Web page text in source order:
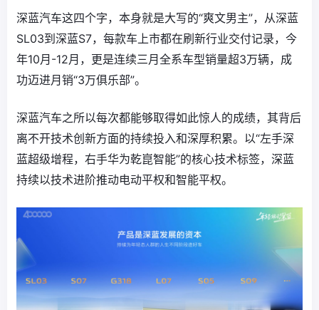
深蓝汽车这四个字，本身就是大写的“爽文男主”，从深蓝
SL03到深蓝S7，每款车上市都在刷新行业交付记录，今
年10月-12月，更是连续三月全系车型销量超3万辆，成
功迈进月销“3万俱乐部”。
深蓝汽车之所以每次都能够取得如此惊人的成绩，其背后
离不开技术创新方面的持续投入和深厚积累。以“左手深
蓝超级增程，右手华为乾崑智能”的核心技术标签，深蓝
持续以技术进阶推动电动平权和智能平权。